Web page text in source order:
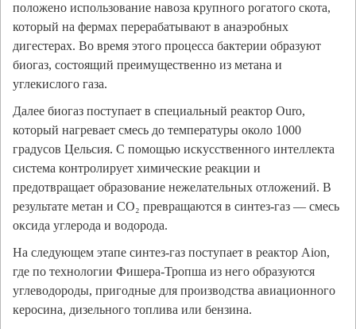
положено использование навоза крупного рогатого скота,
который на фермах перерабатывают в анаэробных
дигестерах. Во время этого процесса бактерии образуют
биогаз, состоящий преимущественно из метана и
углекислого газа.
Далее биогаз поступает в специальный реактор Ouro,
который нагревает смесь до температуры около 1000
градусов Цельсия. С помощью искусственного интеллекта
система контролирует химические реакции и
предотвращает образование нежелательных отложений. В
результате метан и CO₂ превращаются в синтез-газ — смесь
оксида углерода и водорода.
На следующем этапе синтез-газ поступает в реактор Aion,
где по технологии Фишера-Тропша из него образуются
углеводороды, пригодные для производства авиационного
керосина, дизельного топлива или бензина.